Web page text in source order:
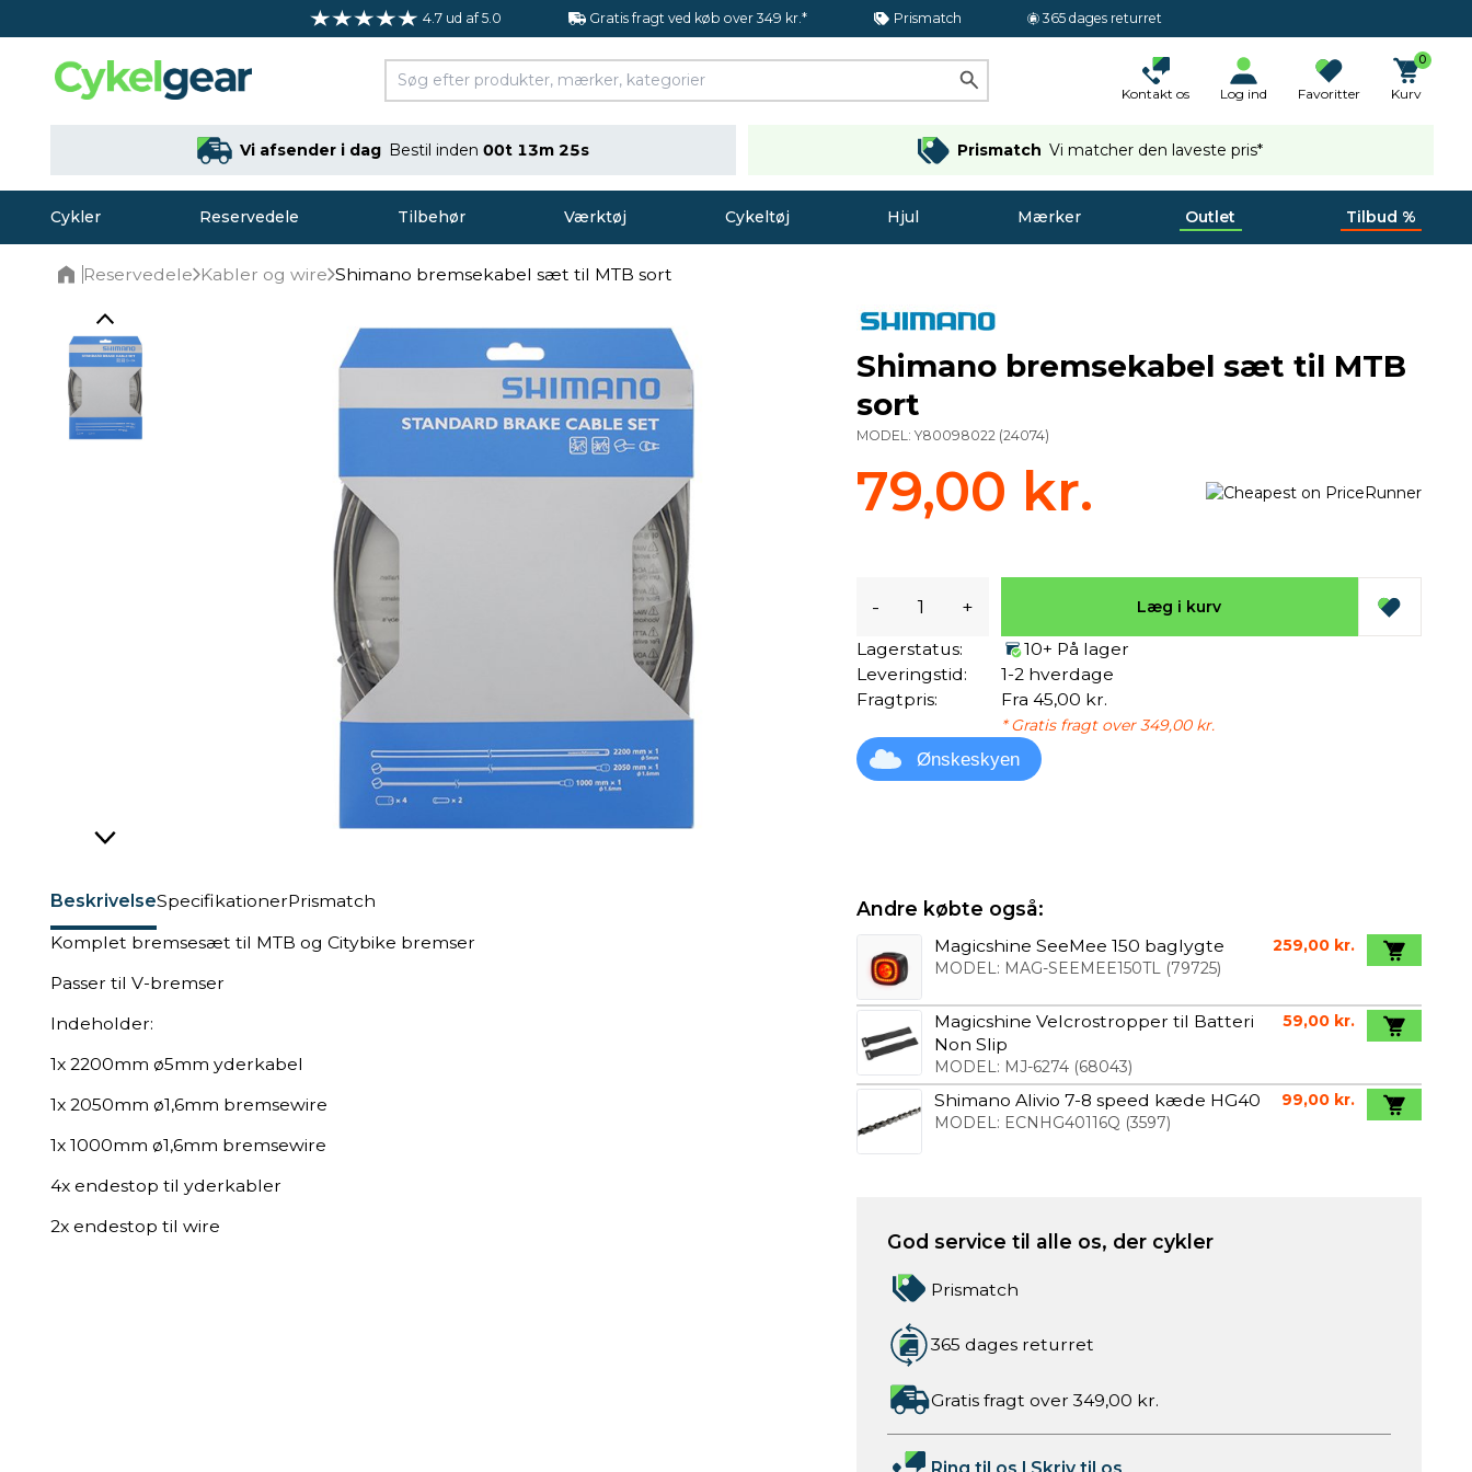
4.7 ud af 5.0 Gratis fragt ved køb over 349 kr.* Prismatch 365 dages returret
Kontakt os Log ind Favoritter
0
Kurv
Vi afsender i dag Bestil inden00t 13m 24s Prismatch Vi matcher den laveste pris*
Cykler Reservedele Tilbehør Værktøj Cykeltøj Hjul Mærker Outlet Tilbud %
Reservedele Kabler og wire Shimano bremsekabel sæt til MTB sort
BeskrivelseSpecifikationerPrismatch
Komplet bremsesæt til MTB og Citybike bremser
Passer til V-bremser
Indeholder:
1x 2200mm ø5mm yderkabel
1x 2050mm ø1,6mm bremsewire
​1x 1000mm ø1,6mm bremsewire
4x endestop til yderkabler
2x endestop til wire
Shimano bremsekabel sæt til MTB
sort
MODEL:Y80098022 (24074)
79,00 kr.
- + Læg i kurv
Lagerstatus:
10+ På lager
Leveringstid:
1-2 hverdage
Fragtpris:
Fra 45,00 kr.
* Gratis fragt over 349,00 kr.
Ønskeskyen
Andre købte også:
Magicshine SeeMee 150 baglygte
MODEL: MAG-SEEMEE150TL(79725)
259,00 kr.
Magicshine Velcrostropper til Batteri
Non Slip
MODEL: MJ-6274(68043)
59,00 kr.
Shimano Alivio 7-8 speed kæde HG40
MODEL: ECNHG40116Q (3597)
99,00 kr.
God service til alle os, der cykler
Prismatch
365 dages returret
Gratis fragt over 349,00 kr.
Ring til os | Skriv til os